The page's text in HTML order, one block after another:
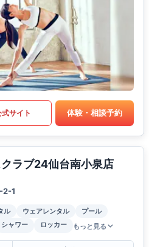
式サイト 体験・相談予約
ラブ24仙台南小泉店
2-1
ル ウェアレンタル
プール
シャワー ロッカー もっと見る